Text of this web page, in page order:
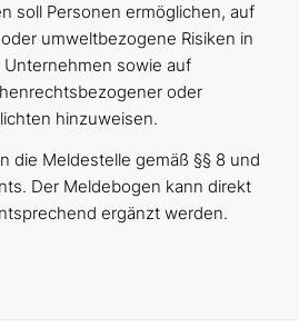
soll Personen ermöglichen, auf
umweltbezogene Risiken in
sowie auf
oder
hinzuweisen.
die Meldestelle gemäß §§ 8 und
Der Meldebogen kann direkt
ergänzt werden.